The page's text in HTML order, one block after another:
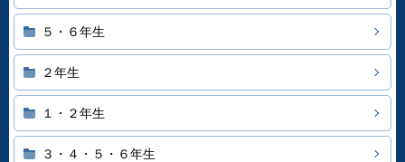
５・６年生
２年生
１・２年生
３・４・５・６年生